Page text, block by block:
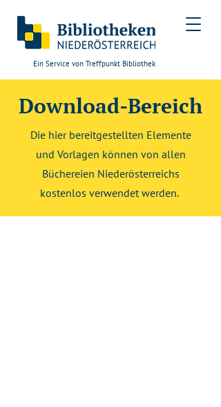
Ein Service von Treffpunkt Bibliothek
Download-Bereich
Die hier bereitgestellten Elemente
und Vorlagen können von allen
Büchereien Niederösterreichs
kostenlos verwendet werden.